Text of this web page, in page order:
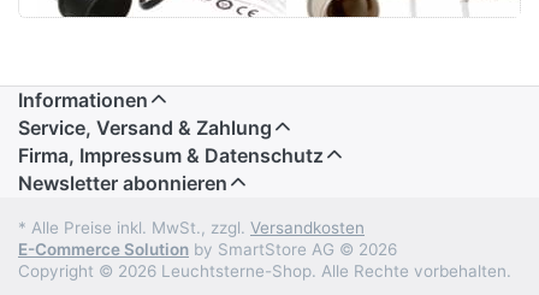
Informationen
Service, Versand & Zahlung
Firma, Impressum & Datenschutz
Newsletter abonnieren
* Alle Preise inkl. MwSt., zzgl. Versandkosten
E-Commerce Solution by SmartStore AG © 2026
Copyright © 2026 Leuchtsterne-Shop. Alle Rechte vorbehalten.